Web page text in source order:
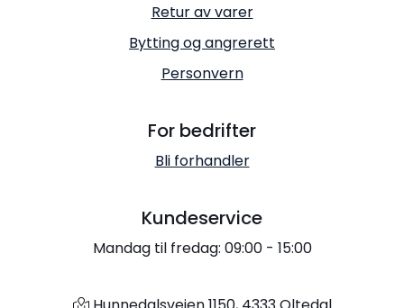
Retur av varer
Bytting og angrerett
Personvern
For bedrifter
Bli forhandler
Kundeservice
Mandag til fredag: 09:00 - 15:00